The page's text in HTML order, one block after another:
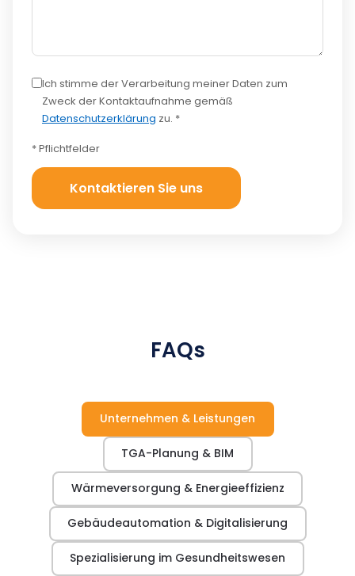
Ich stimme der Verarbeitung meiner Daten zum
Zweck der Kontaktaufnahme gemäß
Datenschutzerklärung zu. *
* Pflichtfelder
Kontaktieren Sie uns
FAQs
Unternehmen & Leistungen
TGA-Planung & BIM
Wärmeversorgung & Energieeffizienz
Gebäudeautomation & Digitalisierung
Spezialisierung im Gesundheitswesen